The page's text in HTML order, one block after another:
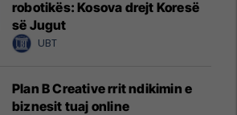
robotikës: Kosova drejt Koresë
së Jugut
UBT
Plan B Creative rrit ndikimin e
biznesit tuaj online